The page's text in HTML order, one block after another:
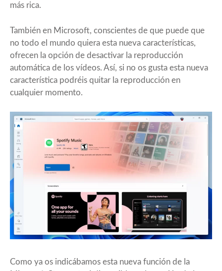
más rica.
También en Microsoft, conscientes de que puede que
no todo el mundo quiera esta nueva características,
ofrecen la opción de desactivar la reproducción
automática de los vídeos. Así, si no os gusta esta nueva
característica podréis quitar la reproducción en
cualquier momento.
Como ya os indicábamos esta nueva función de la